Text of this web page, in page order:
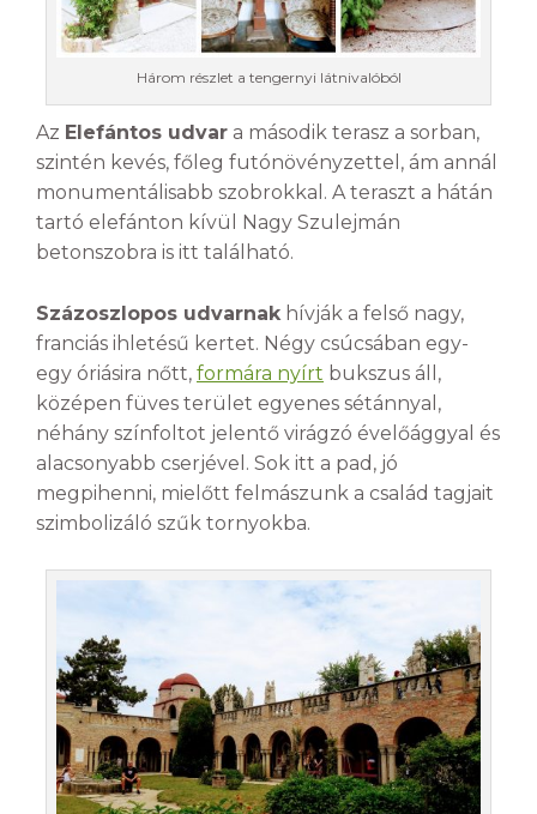
Három részlet a tengernyi látnivalóból
Az Elefántos udvar a második terasz a sorban,
szintén kevés, főleg futónövényzettel, ám annál
monumentálisabb szobrokkal. A teraszt a hátán
tartó elefánton kívül Nagy Szulejmán
betonszobra is itt található.
Százoszlopos udvarnakhívják a felső nagy,
franciás ihletésű kertet. Négy csúcsában egy-
egy óriásira nőtt, formára nyírt bukszus áll,
középen füves terület egyenes sétánnyal,
néhány színfoltot jelentő virágzó évelőággyal és
alacsonyabb cserjével. Sok itt a pad, jó
megpihenni, mielőtt felmászunk a család tagjait
szimbolizáló szűk tornyokba.